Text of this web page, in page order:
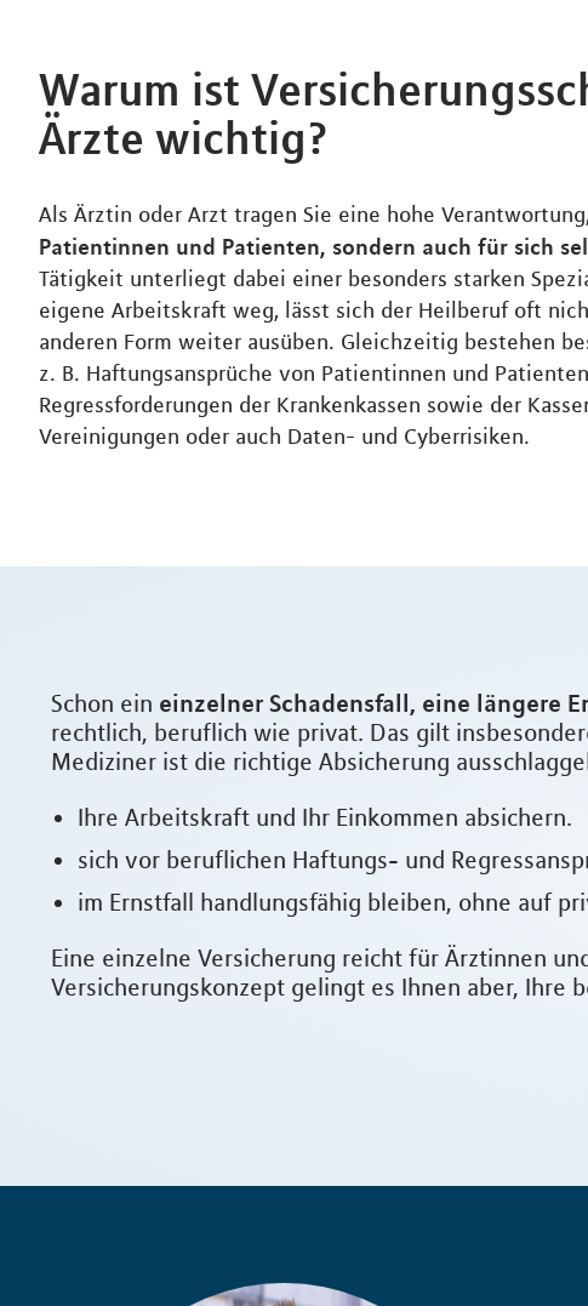
Warum ist
Ärzte wichtig?
Als Ärztin oder Arzt tragen Sie eine hohe Verantwortung,
Patientinnen und Patienten, sondern auch für sich
Tätigkeit unterliegt dabei einer besonders starken
eigene Arbeitskraft weg, lässt sich der Heilberuf oft
anderen Form weiter ausüben. Gleichzeitig bestehen
z. B. Haftungsansprüche von Patientinnen und
Regressforderungen der Krankenkassen sowie der
Vereinigungen oder auch Daten- und Cyberrisiken.
Schon ein einzelner Schadensfall, eine längere
rechtlich, beruflich wie privat. Das gilt
Mediziner ist die richtige Absicherung
Ihre Arbeitskraft und Ihr Einkommen absichern.
sich vor beruflichen Haftungs- und
im Ernstfall handlungsfähig bleiben, ohne auf
Eine einzelne Versicherung reicht für Ärztinnen
Versicherungskonzept gelingt es Ihnen aber, Ihre